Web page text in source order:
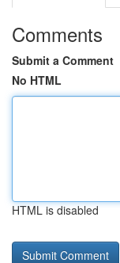
Comments
Submit a Comment
No HTML
HTML is disabled